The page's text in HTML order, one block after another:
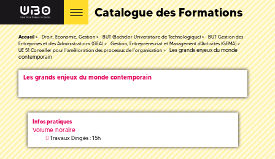
Catalogue des Formations
Accueil Droit, Economie, Gestion BUT (Bachelor Universitaire de Technologique)
BUT Gestion des
Entreprises et des Administrations (GEA)
Gestion, Entrepreneuriat et Management d'Activités (GEMA)
UE 51 Conseiller pour l'amélioration des processus de l'organisation
Les grands enjeux du monde
contemporain
Les grands enjeux du monde contemporain
Infos pratiques
Volume horaire
Travaux Dirigés : 15h